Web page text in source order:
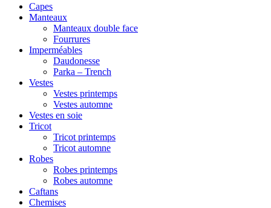
Capes
Manteaux
Manteaux double face
Fourrures
Imperméables
Daudonesse
Parka – Trench
Vestes
Vestes printemps
Vestes automne
Vestes en soie
Tricot
Tricot printemps
Tricot automne
Robes
Robes printemps
Robes automne
Caftans
Chemises